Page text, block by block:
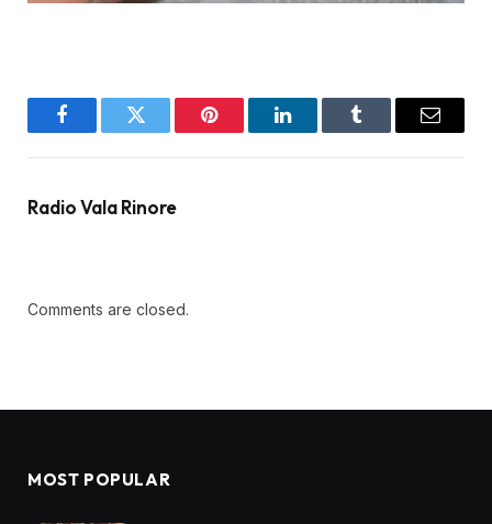
FacebookTwitter Pinterest LinkedInTumblr Email
Radio Vala Rinore
Comments are closed.
MOST POPULAR